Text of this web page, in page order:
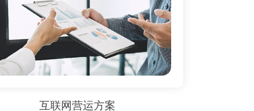
互联网营运方案